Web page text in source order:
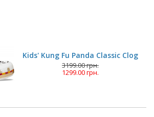
Kids' Kung Fu Panda Classic Clog
3199.00 грн.
1299.00 грн.